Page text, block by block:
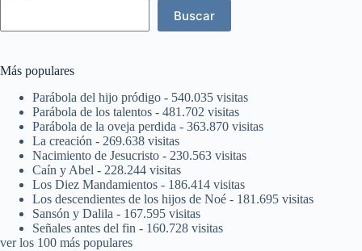
Buscar
Más populares
Parábola del hijo pródigo - 540.035 visitas
Parábola de los talentos - 481.702 visitas
Parábola de la oveja perdida - 363.870 visitas
La creación - 269.638 visitas
Nacimiento de Jesucristo - 230.563 visitas
Caín y Abel - 228.244 visitas
Los Diez Mandamientos - 186.414 visitas
Los descendientes de los hijos de Noé - 181.695 visitas
Sansón y Dalila - 167.595 visitas
Señales antes del fin - 160.728 visitas
ver los 100 más populares